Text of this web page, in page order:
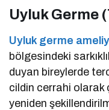
Uyluk Germe
Uyluk germe
bölgesindeki
duyan bireylerde
cildin cerrahi olarak
yeniden